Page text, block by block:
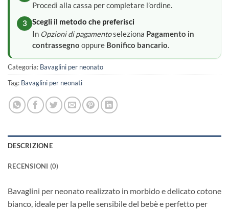
Procedi alla cassa per completare l’ordine.
3
Scegli il metodo che preferisci
In Opzioni di pagamentoseleziona Pagamento in
contrassegno oppure Bonifico bancario.
Categoria: Bavaglini per neonato
Tag: Bavaglini per neonati
DESCRIZIONE
RECENSIONI (0)
Bavaglini per neonato realizzato in morbido e delicato cotone
bianco, ideale per la pelle sensibile del bebè e perfetto per